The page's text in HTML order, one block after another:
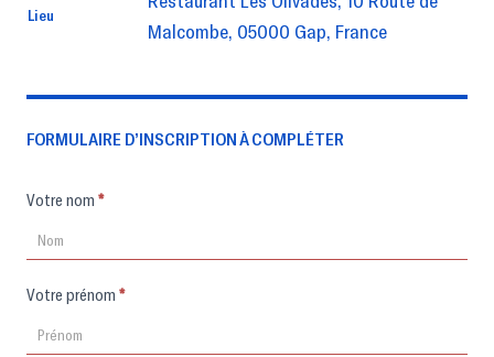
Lieu
Malcombe, 05000 Gap, France
FORMULAIRE D’INSCRIPTION À COMPLÉTER
Formulaire
Votre nom *
Votre prénom *